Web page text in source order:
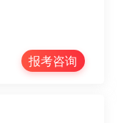
报考咨询